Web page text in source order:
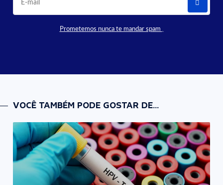
Prometemos nunca te mandar spam
VOCÊ TAMBÉM PODE GOSTAR DE...